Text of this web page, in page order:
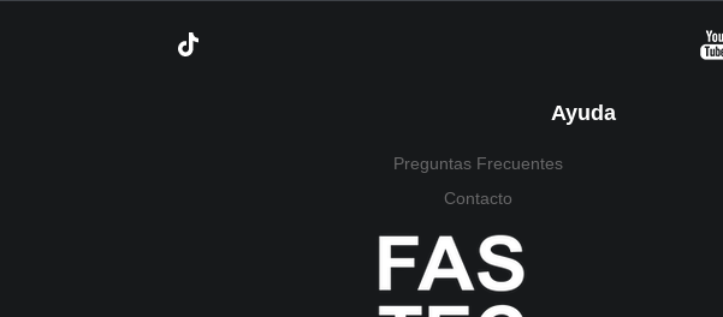
Ayuda
Preguntas Frecuentes
Contacto